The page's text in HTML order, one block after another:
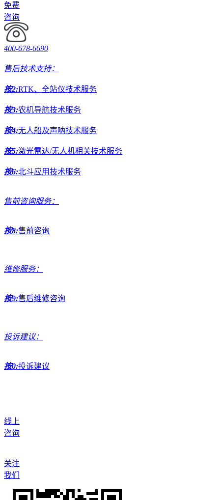
免费
咨询
400-678-6690
售后技术支持：
按2:RTK、全站仪技术服务
按3:农机导航技术服务
按4:无人船及声呐技术服务
按5:激光雷达/无人机相关技术服务
按6:北斗应用技术服务
售前咨询服务：
按8:售前咨询
维修服务：
按9:售后维修咨询
投诉建议：
按0:投诉建议
线上
咨询
关注
我们